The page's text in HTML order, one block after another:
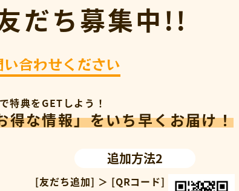
だち募集中!!
合わせください
特典をGETしよう！
得な情報」をいち早くお届け！
追加方法2
[友だち追加] ＞ [QRコード]